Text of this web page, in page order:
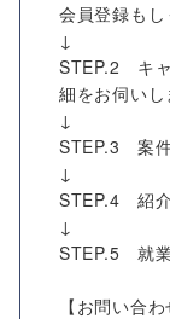
会員登録も
↓
STEP.2 キャ
細をお伺いし
↓
STEP.3 案
↓
STEP.4 紹
↓
STEP.5 就
【お問い合わ